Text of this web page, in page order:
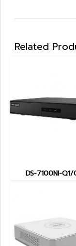
Related
DS-7100NI-